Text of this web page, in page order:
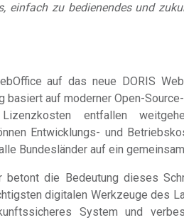
einfach zu bedienendes und
auf das neue DORIS
basiert auf moderner Open-
entfallen
Entwicklungs- und
Bundesländer auf ein
betont die Bedeutung dieses
digitalen Werkzeuge des
System und